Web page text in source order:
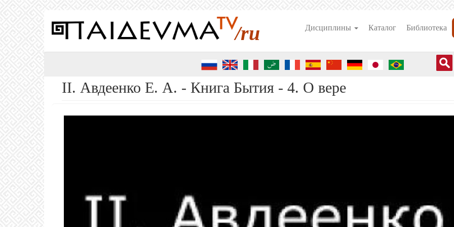
Перейти
основному
содержанию
/ru Дисциплины Каталог Библиотека
ІІ. Авдеенко Е. А. - Книга Бытия - 4. О вере